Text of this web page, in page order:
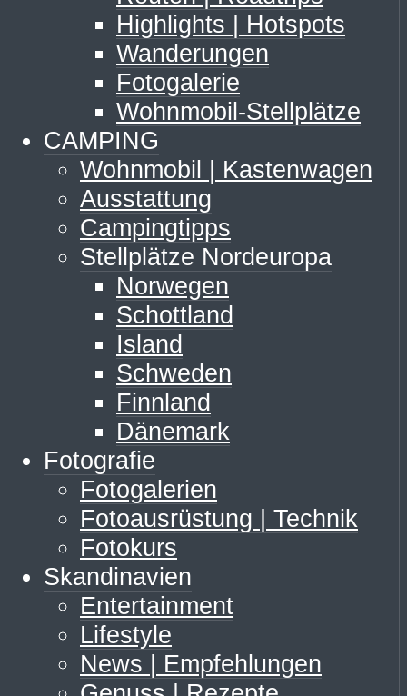
Highlights | Hotspots
Wanderungen
Fotogalerie
Wohnmobil-Stellplätze
CAMPING
Wohnmobil | Kastenwagen
Ausstattung
Campingtipps
Stellplätze Nordeuropa
Norwegen
Schottland
Island
Schweden
Finnland
Dänemark
Fotografie
Fotogalerien
Fotoausrüstung | Technik
Fotokurs
Skandinavien
Entertainment
Lifestyle
News | Empfehlungen